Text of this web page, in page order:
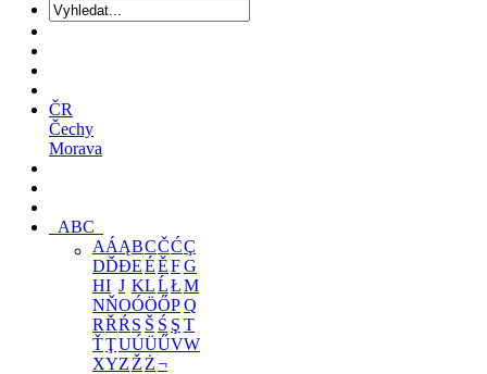
ČR
Čechy
Morava
ABC
AÁĄBCČĆÇ
DĎĐEÉĚFG
HI J KLĹŁM
NŇOÓÖŐPQ
RŘŔ S Š Ś Ş T
ŤŢUÚÜŰVW
XYZ Ž Ż¬